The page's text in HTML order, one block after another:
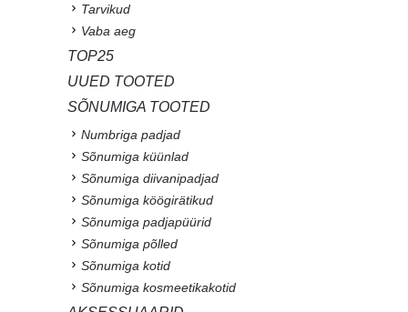
Tarvikud
Vaba aeg
TOP25
UUED TOOTED
SÕNUMIGA TOOTED
Numbriga padjad
Sõnumiga küünlad
Sõnumiga diivanipadjad
Sõnumiga köögirätikud
Sõnumiga padjapüürid
Sõnumiga põlled
Sõnumiga kotid
Sõnumiga kosmeetikakotid